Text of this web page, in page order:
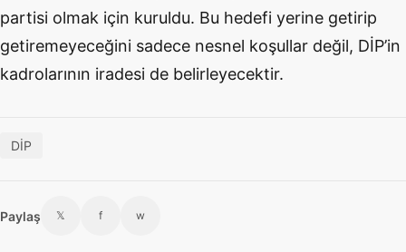
partisi olmak için kuruldu. Bu hedefi yerine getirip
getiremeyeceğini sadece nesnel koşullar değil, DİP’in
kadrolarının iradesi de belirleyecektir.
DİP
Paylaş 𝕏 f w